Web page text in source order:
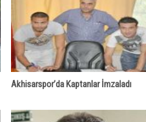
Akhisarspor’da Kaptanlar İmzaladı